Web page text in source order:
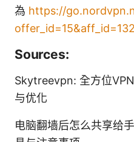
為 https://
Sources:
Skytreevpn: 全方位
与优化
电脑翻墙后怎么共享给